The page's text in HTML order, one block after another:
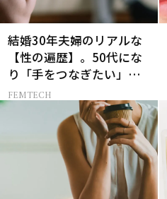
結婚30年夫婦のリアルな
【性の遍歴】。50代にな
り「手をつなぎたい」と
願う理由とは
FEMTECH